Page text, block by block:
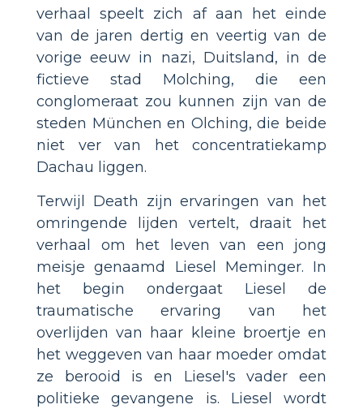
verhaal speelt zich af aan het einde
van de jaren dertig en veertig van de
vorige eeuw in nazi, Duitsland, in de
fictieve stad Molching, die een
conglomeraat zou kunnen zijn van de
steden München en Olching, die beide
niet ver van het concentratiekamp
Dachau liggen.
Terwijl Death zijn ervaringen van het
omringende lijden vertelt, draait het
verhaal om het leven van een jong
meisje genaamd Liesel Meminger. In
het begin ondergaat Liesel de
traumatische ervaring van het
overlijden van haar kleine broertje en
het weggeven van haar moeder omdat
ze berooid is en Liesel's vader een
politieke gevangene is. Liesel wordt